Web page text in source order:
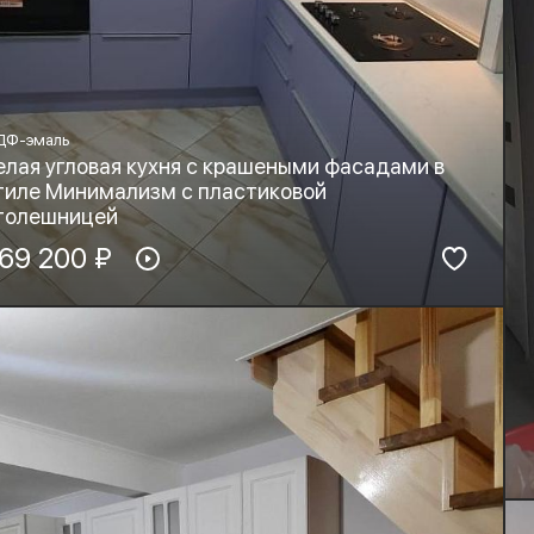
эмаль
угловая кухня с крашеными фасадами в
Минимализм с пластиковой
фасадов:
эмаль HPL+основа
Минимализм
200 ₽